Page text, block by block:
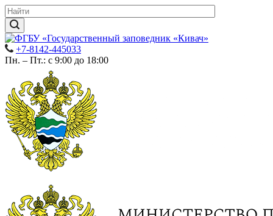
+7-8142-445033
Пн. – Пт.: с 9:00 до 18:00